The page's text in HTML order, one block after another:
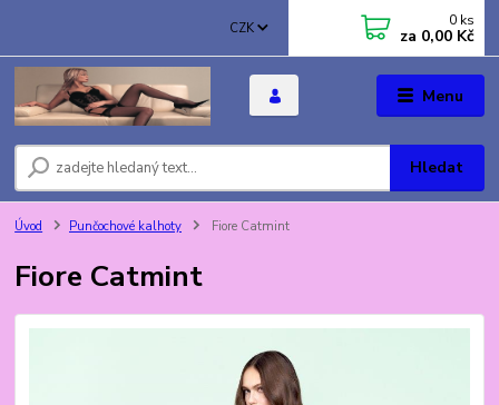
Menu
CZK
Hledat
0 ks
za 0,00 Kč
Úvod Punčochové kalhoty Fiore Catmint
Fiore Catmint